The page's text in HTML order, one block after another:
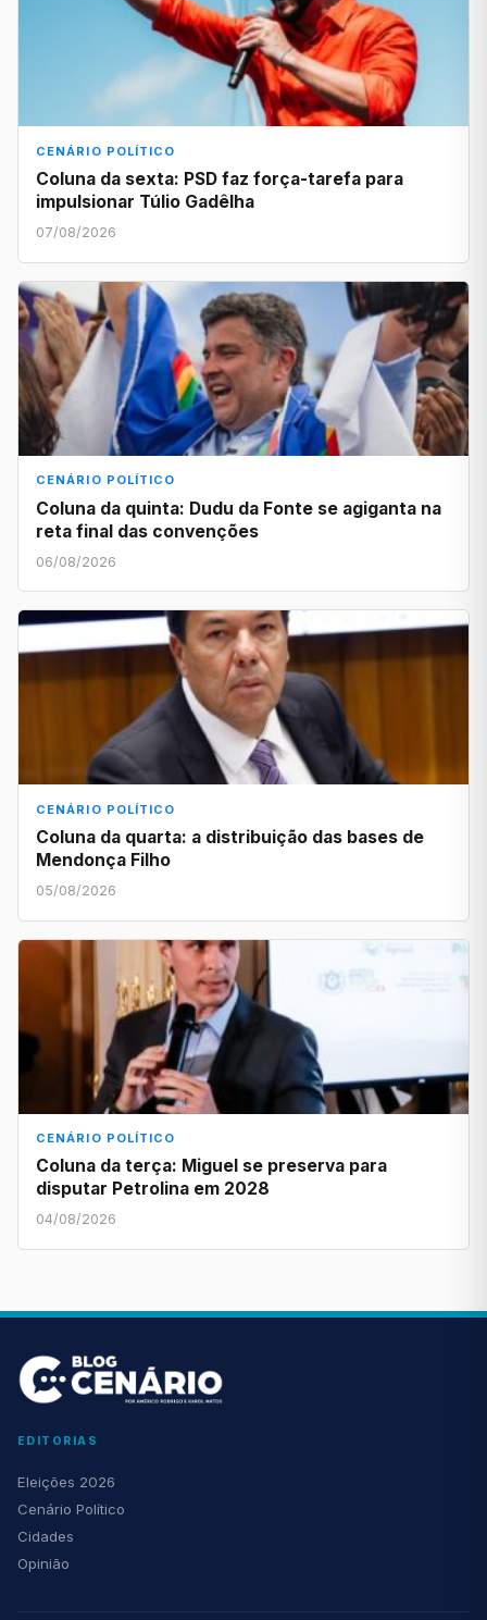
CENÁRIO POLÍTICO
Coluna da sexta: PSD faz força-tarefa para
impulsionar Túlio Gadêlha
07/08/2026
CENÁRIO POLÍTICO
Coluna da quinta: Dudu da Fonte se agiganta na
reta final das convenções
06/08/2026
CENÁRIO POLÍTICO
Coluna da quarta: a distribuição das bases de
Mendonça Filho
05/08/2026
CENÁRIO POLÍTICO
Coluna da terça: Miguel se preserva para
disputar Petrolina em 2028
04/08/2026
EDITORIAS
Eleições 2026
Cenário Político
Cidades
Opinião